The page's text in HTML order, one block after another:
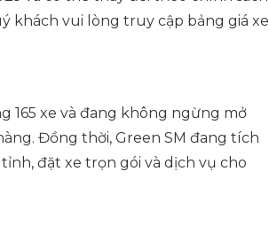
khách vui lòng truy cập bảng giá xe
165 xe và đang không ngừng mở
Đồng thời, Green SM đang tích
đặt xe trọn gói và dịch vụ cho